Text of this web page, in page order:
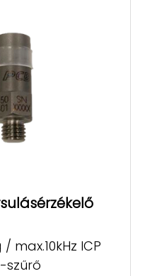
max.10kHz ICP
szűrő